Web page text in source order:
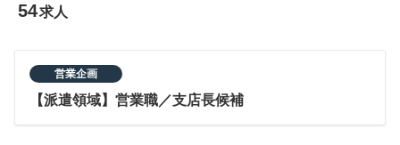
54求人
営業企画
【派遣領域】営業職／支店長候補